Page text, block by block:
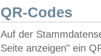
QR-Codes
Auf der
Seite anzeigen" ein